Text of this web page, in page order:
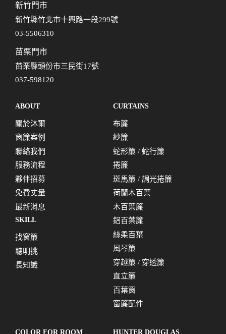
新竹門市
新竹縣竹北市十興路一段299號
03-5506310
苗栗門市
苗栗縣頭份市三民街17號
037-598120
ABOUT
關於沐爾
窗簾案例
聯絡我們
服務流程
夥伴招募
免費丈量
最新消息
SKILL
找窗簾
聰明挑
長知識
CURTAINS
布簾
紗簾
蛇形簾 / 蛇行簾
捲簾
斑馬簾 / 調光捲簾
荷蘭木百葉
木百葉簾
鋁百葉簾
絲柔百葉
風琴簾
穿越簾 / 穿透簾
直立簾
百葉窗
窗簾配件
COLOR FOR ROOM HUNTER DOUGLAS